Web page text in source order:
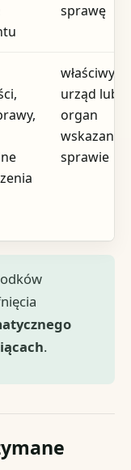
sprawę
właściwy
urząd lub
organ
wskazany
sprawie
.